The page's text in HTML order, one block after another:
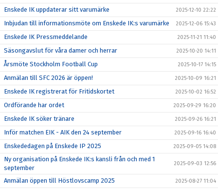
Enskede IK uppdaterar sitt varumärke 2025-12-10 22:22
Inbjudan till informationsmöte om Enskede IK:s varumärke 2025-12-06 15:43
Enskede IK Pressmeddelande 2025-11-21 11:40
Säsongavslut för våra damer och herrar 2025-10-20 14:11
Årsmöte Stockholm Football Cup 2025-10-17 14:15
Anmälan till SFC 2026 är öppen! 2025-10-09 16:21
Enskede IK registrerat för Fritidskortet 2025-10-02 16:52
Ordförande har ordet 2025-09-29 16:20
Enskede IK söker tränare 2025-09-26 16:21
Inför matchen EIK - AIK den 24 september 2025-09-16 16:40
Enskededagen på Enskede IP 2025 2025-09-05 14:08
Ny organisation på Enskede IK:s kansli från och med 1
september
2025-09-03 12:56
Anmälan öppen till Höstlovscamp 2025 2025-08-27 11:04